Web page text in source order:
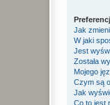
Jak
W jaki
Jest
Została
Mojego
Czym są
Jak
Co to jest